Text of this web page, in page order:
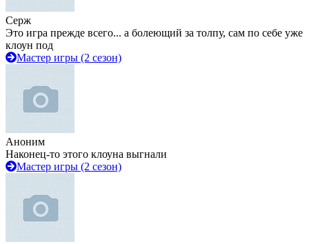
Серж
Это игра прежде всего... а болеющий за толпу, сам по себе уже
клоун под
Мастер игры (2 сезон)
Аноним
Наконец-то этого клоуна выгнали
Мастер игры (2 сезон)